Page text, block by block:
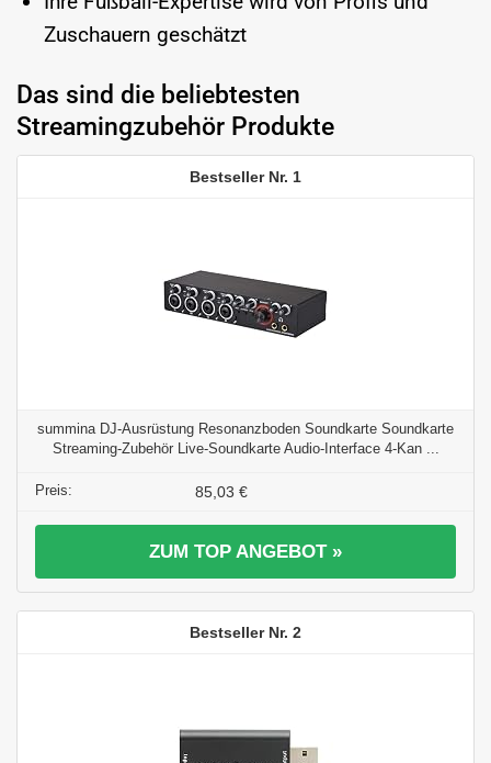
Zuschauern geschätzt
Das sind die beliebtesten
Streamingzubehör Produkte
1
summina DJ-Ausrüstung Resonanzboden Soundkarte Soundkarte
Streaming-Zubehör Live-Soundkarte Audio-Interface 4-Kan ...
85,03 €
ZUM TOP ANGEBOT »
2